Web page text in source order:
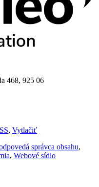
468, 925 06
, Vytlačiť
správca obsahu,
, Webové sídlo